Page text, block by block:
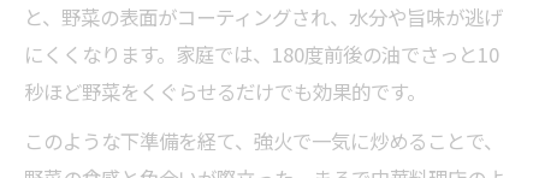
と、野菜の表面がコーティングされ、水分や旨味が逃げ
にくくなります。家庭では、180度前後の油でさっと10
秒ほど野菜をくぐらせるだけでも効果的です。
このような下準備を経て、強火で一気に炒めることで、